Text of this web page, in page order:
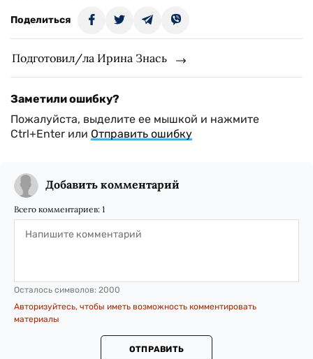
Поделиться
Подготовил/ла Ирина Знась
Заметили ошибку?
Пожалуйста, выделите ее мышкой и нажмите
Ctrl+Enter или Отправить ошибку
Добавить комментарий
Всего комментариев: 1
Осталось символов: 2000
Авторизуйтесь, чтобы иметь возможность комментировать
материалы
ОТПРАВИТЬ